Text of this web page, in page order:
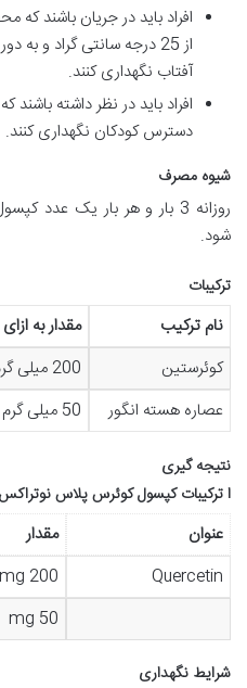
افراد باید در جریان باشند که
از 25 درجه سانتی گراد و
آفتاب نگهداری کنند.
افراد باید در نظر داشته باشند
دسترس کودکان نگهداری کنند.
شیوه مصرف
روزانه 3 بار و هر بار یک
شود.
ترکیبات
نام ترکیب مقدار به
کوئرستین
200 میلی گرم
عصاره هسته انگور
50 میلی گرم
نتیجه گیری
ا ترکیبات کپسول کوئرس پلاس نوتراکس (به
عنوان مقدار
Quercetin
200 mg
50 mg
شرایط نگهداری